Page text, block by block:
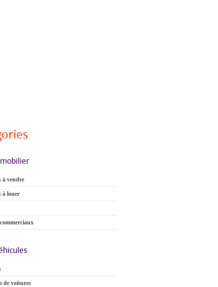
à vendre
à louer
de voitures